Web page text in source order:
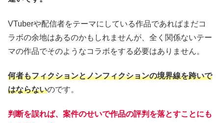
VTuberや配信者をテーマにしている作品であればまだコ
ラボの余地はあるのかもしれませんが、全く関係ないテー
マの作品でそのようなコラボをする必要はありません。
何者もフィクションとノンフィクションの境界線を跨いで
はならないのです。
判断を誤れば、案件のせいで作品の評判を落とすことにも